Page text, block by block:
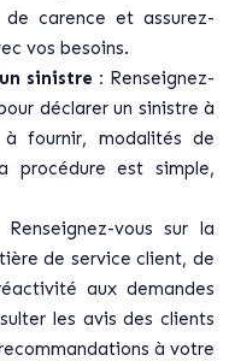
carence et assurez-
vos besoins.
sinistre : Renseignez-
déclarer un sinistre à
à fournir, modalités de
procédure est simple,
Renseignez-vous sur la
de service client, de
aux demandes
les avis des clients
à votre